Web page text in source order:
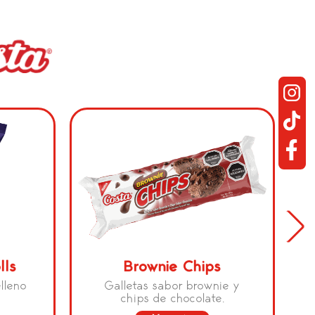
Brownie Chips
Galletas sabor brownie y
chips de chocolate.